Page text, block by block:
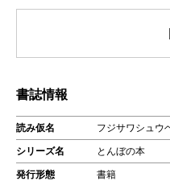
書誌情報
読み仮名 フジサワシュウ
シリーズ名 とんぼの本
発行形態 書籍